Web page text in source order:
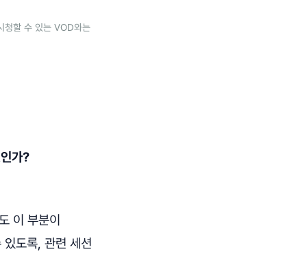
청할 수 있는 VOD와는
가?
이 부분이
도록, 관련 세션